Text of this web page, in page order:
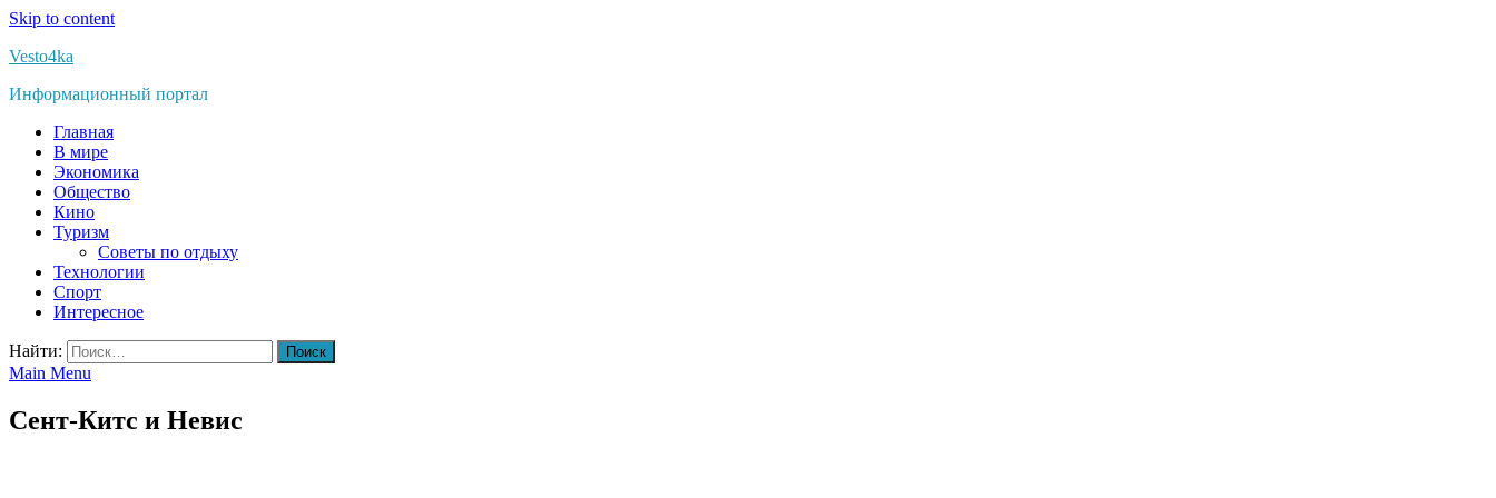
Skip to content
Vesto4ka
Информационный портал
Главная
В мире
Экономика
Общество
Кино
Туризм
Советы по отдыху
Технологии
Спорт
Интересное
Найти:
Main Menu
Сент-Китс и Невис